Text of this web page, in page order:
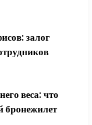
залог
веса: что
бронежилет